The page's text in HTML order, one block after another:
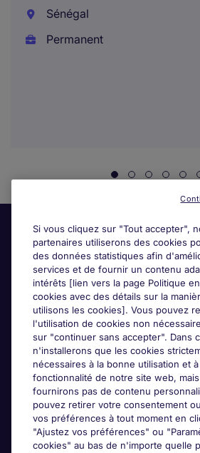
Sénégal
Permanent
Liens utiles
Espace employeurs
Parcourir nos offres
Qui sommes-nous?
Si vous cliquez sur "Tout accepter",
partenaires utiliserons des cookies
des données statistiques afin
services et de fournir un contenu
intérêts [lien vers la page Politique
cookies avec des détails sur la
utilisons les cookies]. Vous pouvez
l'utilisation de cookies non
sur "continuer sans accepter". Dans
n'installerons que les cookies
nécessaires à la bonne utilisation et à
fonctionnalité de notre site web,
fournirons pas de contenu
pouvez retirer votre consentement
vos préférences à tout moment en
"Ajustez vos préférences" ou
cookies" au bas de n'importe quelle